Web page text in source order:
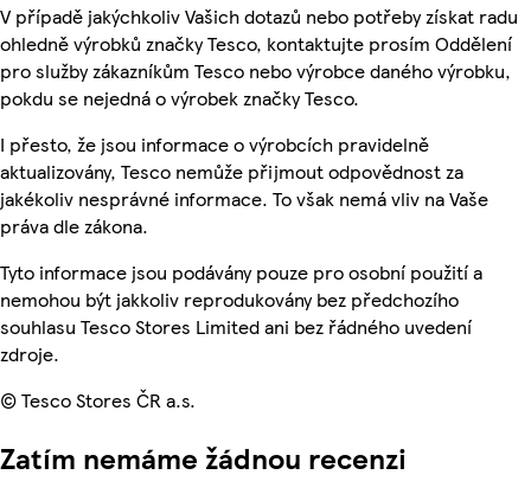
V případě jakýchkoliv Vašich dotazů nebo potřeby získat radu
ohledně výrobků značky Tesco, kontaktujte prosím Oddělení
pro služby zákazníkům Tesco nebo výrobce daného výrobku,
pokdu se nejedná o výrobek značky Tesco.
I přesto, že jsou informace o výrobcích pravidelně
aktualizovány, Tesco nemůže přijmout odpovědnost za
jakékoliv nesprávné informace. To však nemá vliv na Vaše
práva dle zákona.
Tyto informace jsou podávány pouze pro osobní použití a
nemohou být jakkoliv reprodukovány bez předchozího
souhlasu Tesco Stores Limited ani bez řádného uvedení
zdroje.
© Tesco Stores ČR a.s.
Zatím nemáme žádnou recenzi